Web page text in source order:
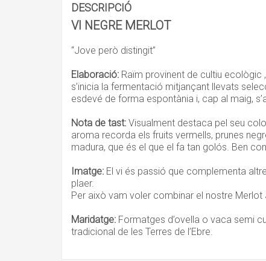
DESCRIPCIÓ
VI NEGRE MERLOT
“Jove però distingit”
Elaboració: Raïm provinent de cultiu
s’inicia la fermentació mitjançant llevats
esdevé de forma espontània i, cap al maig,
Nota de tast: Visualment destaca pel seu
aroma recorda els fruits vermells, prunes
madura, que és el que el fa tan golós. Ben
Imatge: El vi és passió que complementa
plaer.
Per això vam voler combinar el nostre
Maridatge: Formatges d’ovella o vaca semi
tradicional de les Terres de l’Ebre.